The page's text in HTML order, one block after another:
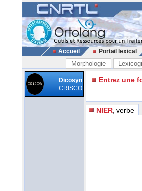
Accueil Portail lexical
Morphologie
Dicosyn
CRISCO
Entrez une
NIER , verbe